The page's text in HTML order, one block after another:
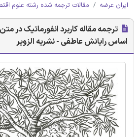
ایران عرضه مقالات ترجمه شده رشته علوم
ترجمه مقاله کاربرد انفورماتیک در
اساس رایانش عاطفی - نشریه الزویر